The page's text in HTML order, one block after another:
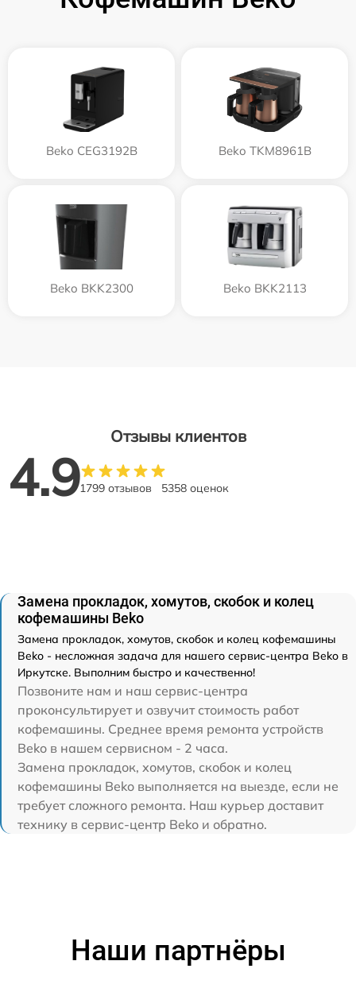
Beko CEG3192B Beko TKM8961B
Beko BKK2300 Beko BKK2113
Отзывы клиентов
4.91799 отзывов 5358 оценок
Замена прокладок, хомутов, скобок и колец
кофемашины Beko
Замена прокладок, хомутов, скобок и колец кофемашины
Beko - несложная задача для нашего сервис-центра Beko в
Иркутске. Выполним быстро и качественно!
Позвоните нам и наш сервис-центра
проконсультирует и озвучит стоимость работ
кофемашины. Среднее время ремонта устройств
Beko в нашем сервисном - 2 часа.
Замена прокладок, хомутов, скобок и колец
кофемашины Beko выполняется на выезде, если не
требует сложного ремонта. Наш курьер доставит
технику в сервис-центр Beko и обратно.
Наши партнёры